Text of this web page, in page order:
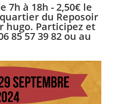
7h à 18h - 2,50€ le
du Reposoir
hugo. Participez et
85 57 39 82 ou au